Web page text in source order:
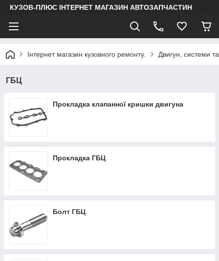
КУЗОВ-ПЛЮС ІНТЕРНЕТ МАГАЗИН АВТОЗАПЧАСТИН
Інтернет магазин кузовного ремонту. Двигун, системи
ГБЦ
Прокладка клапанної кришки двигуна
Прокладка ГБЦ
Болт ГБЦ